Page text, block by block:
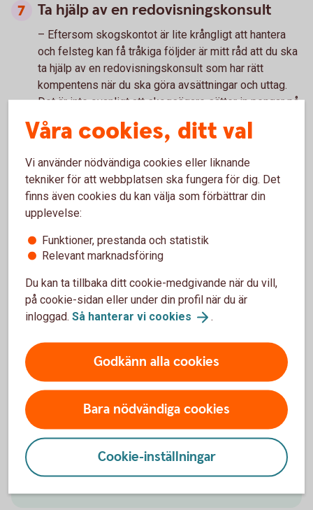
Ta hjälp av en redovisningskonsult
– Eftersom skogskontot är lite krångligt att hantera
och felsteg kan få tråkiga följder är mitt råd att du ska
ta hjälp av en redovisningskonsult som har rätt
kompentens när du ska göra avsättningar och uttag.
Det är inte ovanligt att skogsägare sätter in pengar på
skogskontot och låter pengarna stå kvar tills de
måste tas ut efter tio år. Då har man antagligen inte
Jansson.
Bengt Ström
Kontakta vår skogs- och
lantbruksspecialist
Bengt Ström är Sparbanken Bergslagens specialist
på skog och lantbruk.
Våra cookies, ditt val
Vi använder nödvändiga cookies eller liknande
tekniker för att webbplatsen ska fungera för dig. Det
finns även cookies du kan välja som förbättrar din
upplevelse:
Funktioner, prestanda och statistik
Relevant marknadsföring
Du kan ta tillbaka ditt cookie-medgivande när du vill,
på cookie-sidan eller under din profil när du är
inloggad. Så hanterar vi cookies .
Godkänn alla cookies
Bara nödvändiga cookies
Cookie-inställningar